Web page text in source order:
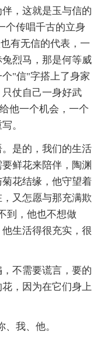
，这就是玉与信的
个传唱千古的立身
有无信的代表，一
烈马，那是何等威
"信"字搭上了身家
仗自己一身好武
他一个机会，一个
。
是的，我们的生活
鲜花来陪伴，陶渊
花结缘，他守望着
又怎愿与那充满欺
到，他也不想做
生活得很充实，很
不需要谎言，要的
，因为在它们身上
我、他。